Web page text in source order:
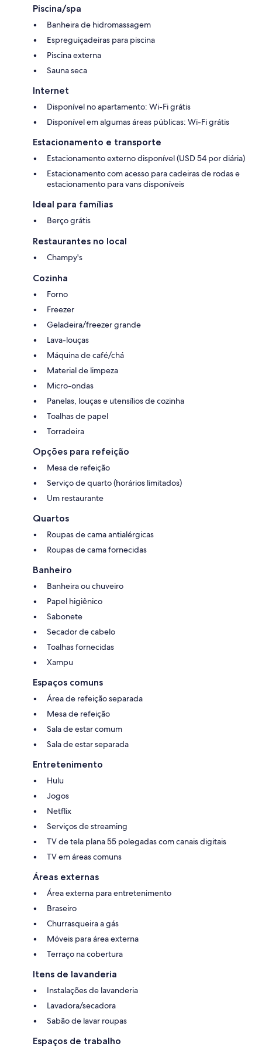
Piscina/spa
Banheira de hidromassagem
Espreguiçadeiras para piscina
Piscina externa
Sauna seca
Internet
Disponível no apartamento: Wi-Fi grátis
Disponível em algumas áreas públicas: Wi-Fi grátis
Estacionamento e transporte
Estacionamento externo disponível (USD 54 por diária)
Estacionamento com acesso para cadeiras de rodas e
estacionamento para vans disponíveis
Ideal para famílias
Berço grátis
Restaurantes no local
Champy's
Cozinha
Forno
Freezer
Geladeira/freezer grande
Lava-louças
Máquina de café/chá
Material de limpeza
Micro-ondas
Panelas, louças e utensílios de cozinha
Toalhas de papel
Torradeira
Opções para refeição
Mesa de refeição
Serviço de quarto (horários limitados)
Um restaurante
Quartos
Roupas de cama antialérgicas
Roupas de cama fornecidas
Banheiro
Banheira ou chuveiro
Papel higiênico
Sabonete
Secador de cabelo
Toalhas fornecidas
Xampu
Espaços comuns
Área de refeição separada
Mesa de refeição
Sala de estar comum
Sala de estar separada
Entretenimento
Hulu
Jogos
Netflix
Serviços de streaming
TV de tela plana 55 polegadas com canais digitais
TV em áreas comuns
Áreas externas
Área externa para entretenimento
Braseiro
Churrasqueira a gás
Móveis para área externa
Terraço na cobertura
Itens de lavanderia
Instalações de lavanderia
Lavadora/secadora
Sabão de lavar roupas
Espaços de trabalho